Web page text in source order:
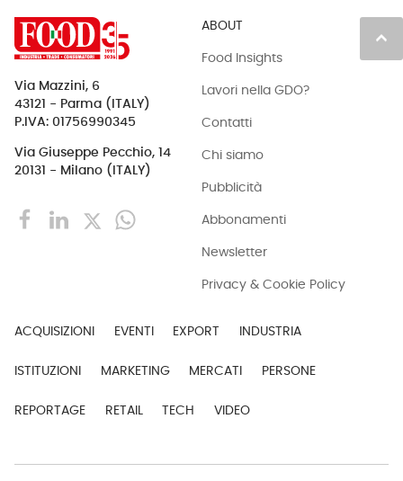
keyboard_arrow_up
Via Mazzini, 6
43121 - Parma (ITALY)
P.IVA: 01756990345
Via Giuseppe Pecchio, 14
20131 - Milano (ITALY)
ABOUT
Food Insights
Lavori nella GDO?
Contatti
Chi siamo
Pubblicità
Abbonamenti
Newsletter
Privacy & Cookie Policy
ACQUISIZIONI EVENTI EXPORT INDUSTRIA
ISTITUZIONI MARKETING MERCATI PERSONE
REPORTAGE RETAIL TECH VIDEO